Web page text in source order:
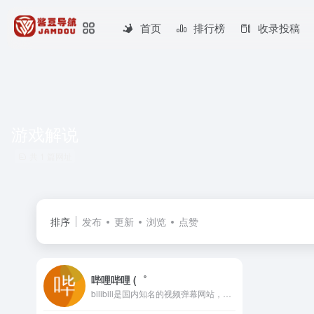
首页 排行榜 收录投稿
排序 发布 更新 浏览 点赞
哔哩哔哩 (゜